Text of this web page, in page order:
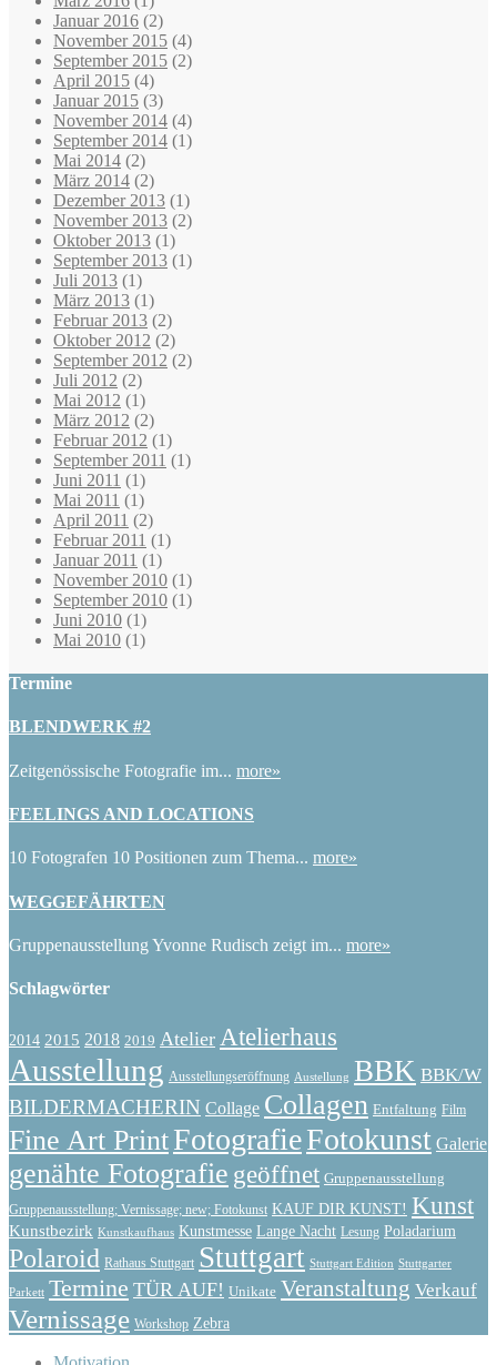
Januar 2016 (2)
November 2015 (4)
September 2015 (2)
April 2015 (4)
Januar 2015 (3)
November 2014 (4)
September 2014 (1)
Mai 2014 (2)
März 2014 (2)
Dezember 2013 (1)
November 2013 (2)
Oktober 2013 (1)
September 2013 (1)
Juli 2013 (1)
März 2013 (1)
Februar 2013 (2)
Oktober 2012 (2)
September 2012 (2)
Juli 2012 (2)
Mai 2012 (1)
März 2012 (2)
Februar 2012 (1)
September 2011 (1)
Juni 2011 (1)
Mai 2011 (1)
April 2011 (2)
Februar 2011 (1)
Januar 2011 (1)
November 2010 (1)
September 2010 (1)
Juni 2010 (1)
Mai 2010 (1)
Termine
BLENDWERK #2
Zeitgenössische Fotografie im... more»
FEELINGS AND LOCATIONS
10 Fotografen 10 Positionen zum Thema... more»
WEGGEFÄHRTEN
Gruppenausstellung Yvonne Rudisch zeigt im... more»
Schlagwörter
2014 2015 2018 2019 Atelier Atelierhaus
Ausstellung Ausstellungseröffnung Austellung BBK BBK/W
BILDERMACHERIN Collage Collagen Entfaltung Film
Fine Art PrintFotografieFotokunst Galerie
genähte Fotografie geöffnet Gruppenausstellung
Gruppenausstellung; Vernissage; new; Fotokunst KAUF DIR KUNST! Kunst
Kunstbezirk Kunstkaufhaus Kunstmesse Lange Nacht Lesung Poladarium
Polaroid Rathaus Stuttgart Stuttgart Stuttgart Edition Stuttgarter
Parkett Termine TÜR AUF! Unikate Veranstaltung Verkauf
Vernissage Workshop Zebra